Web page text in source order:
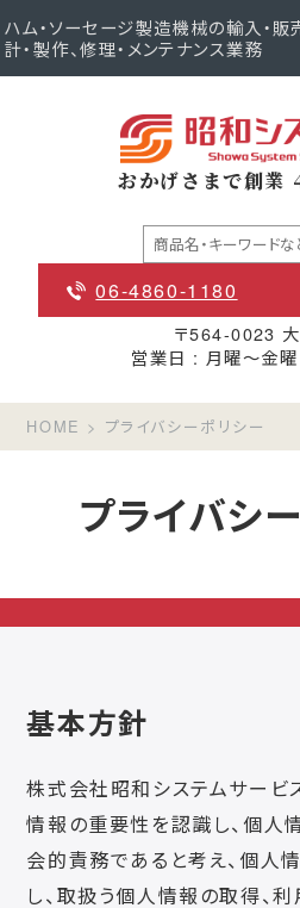
Skip
to
ハム・ソーセージ製造機械の輸入・
計・製作、修理・メンテナンス業務
おかげさまで創業
索
06-4860-1180
〒564-0023
営業日 : 月曜〜金曜
HOME > プライバシーポリシー
プライバシ
基本方針
株式会社昭和システムサービ
情報の重要性を認識し、個人
会的責務であると考え、個人
し、取扱う個人情報の取得、